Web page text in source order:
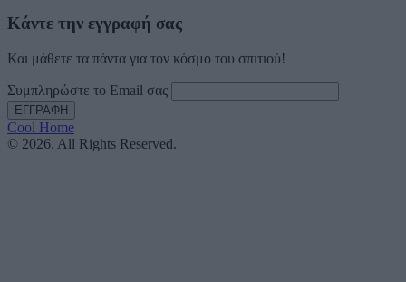
Κάντε την εγγραφή σας
Και μάθετε τα πάντα για τον κόσμο του σπιτιού!
Συμπληρώστε το Email σας
Cool Home
© 2026. All Rights Reserved.